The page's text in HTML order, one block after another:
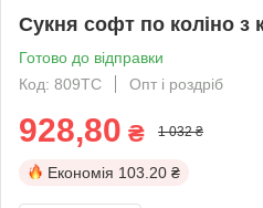
Сукня софт по коліно з
Готово до відправки
Код: 809ТС
Опт і роздріб
928,80 ₴ 1 032 ₴
Економія 103.20 ₴